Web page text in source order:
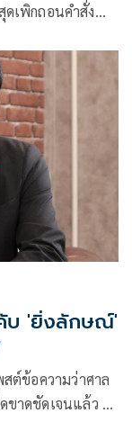
เพิกถอนคำสั่ง
บ 'ยิ่งลักษณ์'
ต์ข้อความว่าศาล
าดชัดเจนแล้ว ยิ่ง